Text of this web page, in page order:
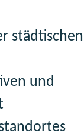
städtischen
und